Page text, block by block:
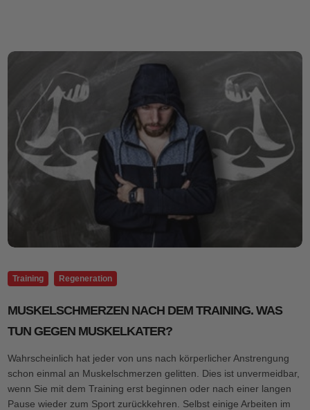
Training Regeneration
MUSKELSCHMERZEN NACH DEM TRAINING. WAS
TUN GEGEN MUSKELKATER?
Wahrscheinlich hat jeder von uns nach körperlicher Anstrengung
schon einmal an Muskelschmerzen gelitten. Dies ist unvermeidbar,
wenn Sie mit dem Training erst beginnen oder nach einer langen
Pause wieder zum Sport zurückkehren. Selbst einige Arbeiten im